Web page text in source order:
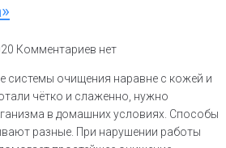
Комментариев нет
системы очищения наравне с кожей и
чётко и слаженно, нужно
в домашних условиях. Способы
разные. При нарушении работы